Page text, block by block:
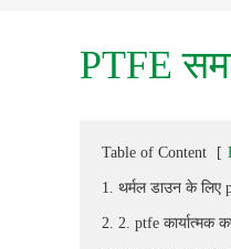
PTFE
Table of Content [
1. थर्मल डाउन के लिए
2. 2. ptfe कार्यात्मक